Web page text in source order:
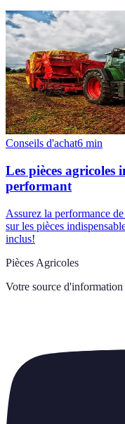
Conseils d'achat6 min
Les pièces agricoles
performant
Assurez la performance
sur les pièces
inclus!
Pièces Agricoles
Votre source